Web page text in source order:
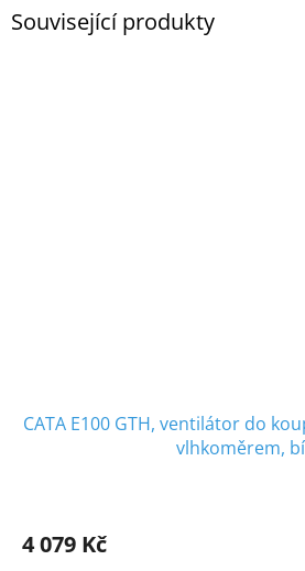
Související produkty
CATA E100 GTH, ventilátor do
vlhkoměrem,
produktu
je
4 079 Kč